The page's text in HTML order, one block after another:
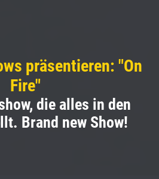
präsentieren: "On
Fire"
die alles in den
Brand new Show!